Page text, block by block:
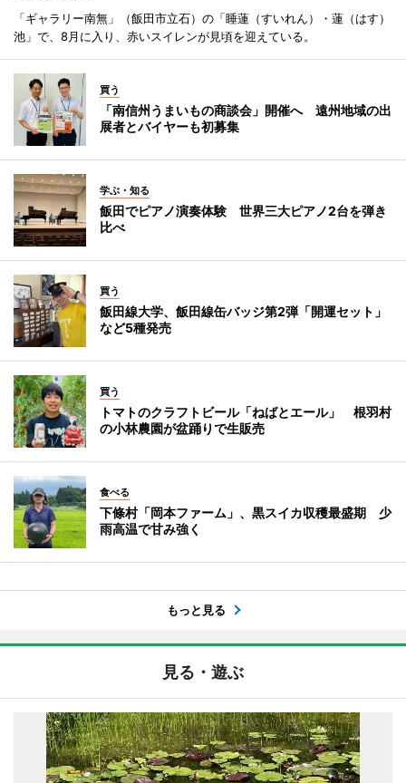
「ギャラリー南無」（飯田市立石）の「睡蓮（すいれん）・蓮（はす）
池」で、8月に入り、赤いスイレンが見頃を迎えている。
買う
「南信州うまいもの商談会」開催へ 遠州地域の出
展者とバイヤーも初募集
学ぶ・知る
飯田でピアノ演奏体験 世界三大ピアノ2台を弾き
比べ
買う
飯田線大学、飯田線缶バッジ第2弾「開運セット」
など5種発売
買う
トマトのクラフトビール「ねばとエール」 根羽村
の小林農園が盆踊りで生販売
食べる
下條村「岡本ファーム」、黒スイカ収穫最盛期 少
雨高温で甘み強く
もっと見る
見る・遊ぶ